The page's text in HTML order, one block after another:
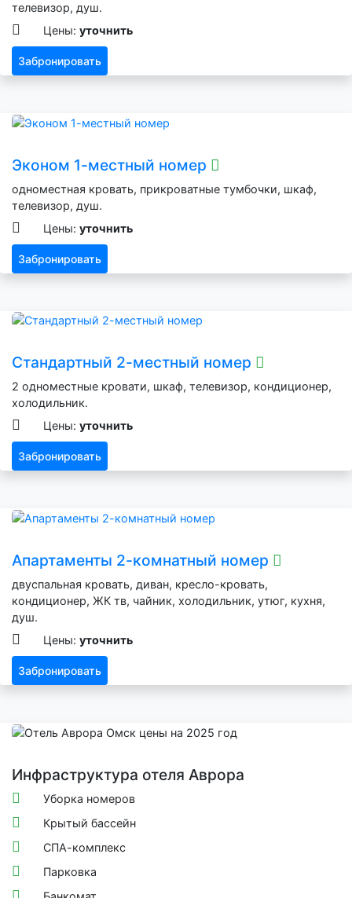
телевизор, душ.
Цены: уточнить
Забронировать
Эконом 1-местный номер
одноместная кровать, прикроватные тумбочки, шкаф,
телевизор, душ.
Цены: уточнить
Забронировать
Стандартный 2-местный номер
2 одноместные кровати, шкаф, телевизор, кондиционер,
холодильник.
Цены: уточнить
Забронировать
Апартаменты 2-комнатный номер
двуспальная кровать, диван, кресло-кровать,
кондиционер, ЖК тв, чайник, холодильник, утюг, кухня,
душ.
Цены: уточнить
Забронировать
Инфраструктура отеля Аврора
Уборка номеров
Крытый бассейн
СПА-комплекс
Парковка